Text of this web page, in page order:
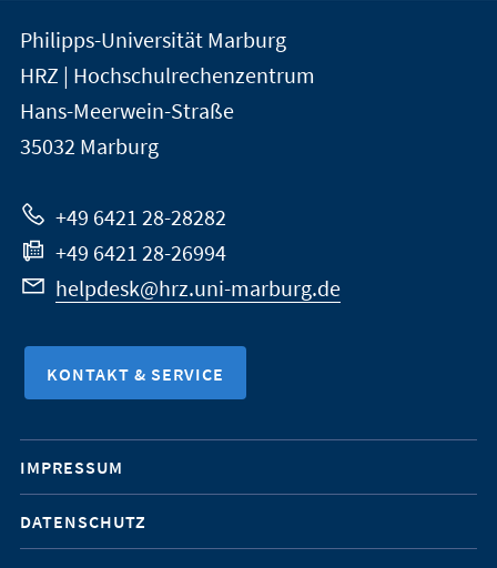
Kontakt
und
Informationen
zur
Website
der
Universität
Marburg
Philipps-Universität Marburg
HRZ | Hochschulrechenzentrum
Hans-Meerwein-Straße
35032 Marburg
+49 6421 28-28282
+49 6421 28-26994
helpdesk@hrz.uni-marburg.de
KONTAKT & SERVICE
Mobile-
Service-
Navigation
IMPRESSUM
DATENSCHUTZ